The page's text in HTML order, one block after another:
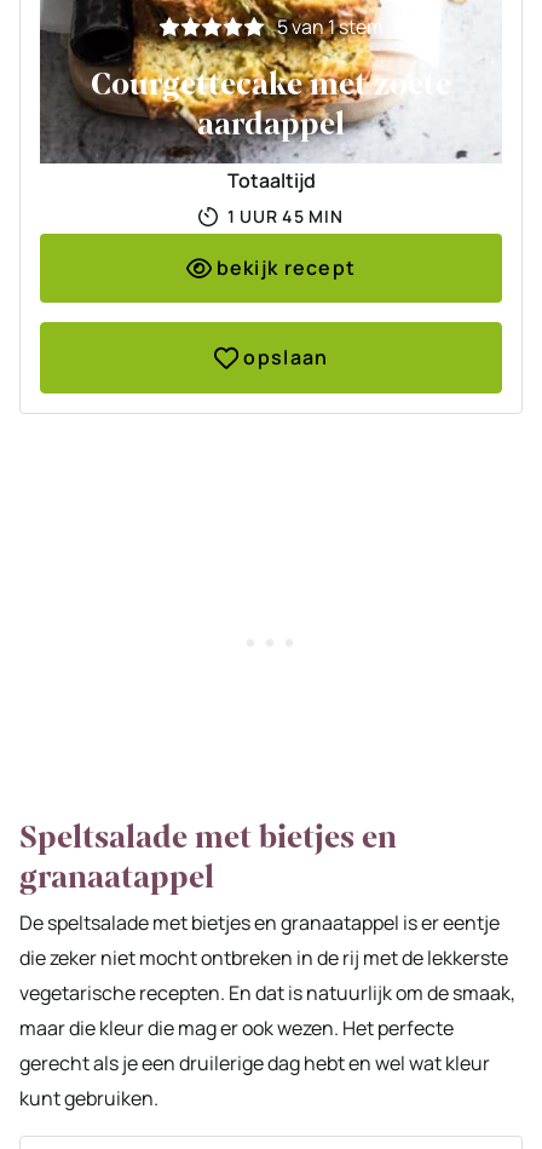
5van 1 stem
Courgettecake met zoete
aardappel
Totaaltijd
1 UUR
UUR 45MINUTEN
MIN
bekijk recept
opslaan
Speltsalade met bietjes en
granaatappel
De speltsalade met bietjes en granaatappel is er eentje
die zeker niet mocht ontbreken in de rij met de lekkerste
vegetarische recepten. En dat is natuurlijk om de smaak,
maar die kleur die mag er ook wezen. Het perfecte
gerecht als je een druilerige dag hebt en wel wat kleur
kunt gebruiken.